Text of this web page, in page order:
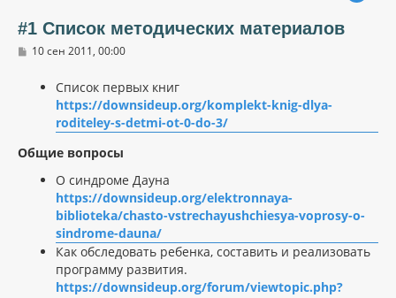
#1 Список методических материалов
С
е
10 сен 2011, 00:00
Список первых книг
https://downsideup.org/komplekt-knig-dlya-
roditeley-s-detmi-ot-0-do-3/
Общие вопросы
О синдроме Дауна
https://downsideup.org/elektronnaya-
biblioteka/chasto-vstrechayushchiesya-voprosy-o-
sindrome-dauna/
Как обследовать ребенка, составить и реализовать
программу развития.
https://downsideup.org/forum/viewtopic.php?